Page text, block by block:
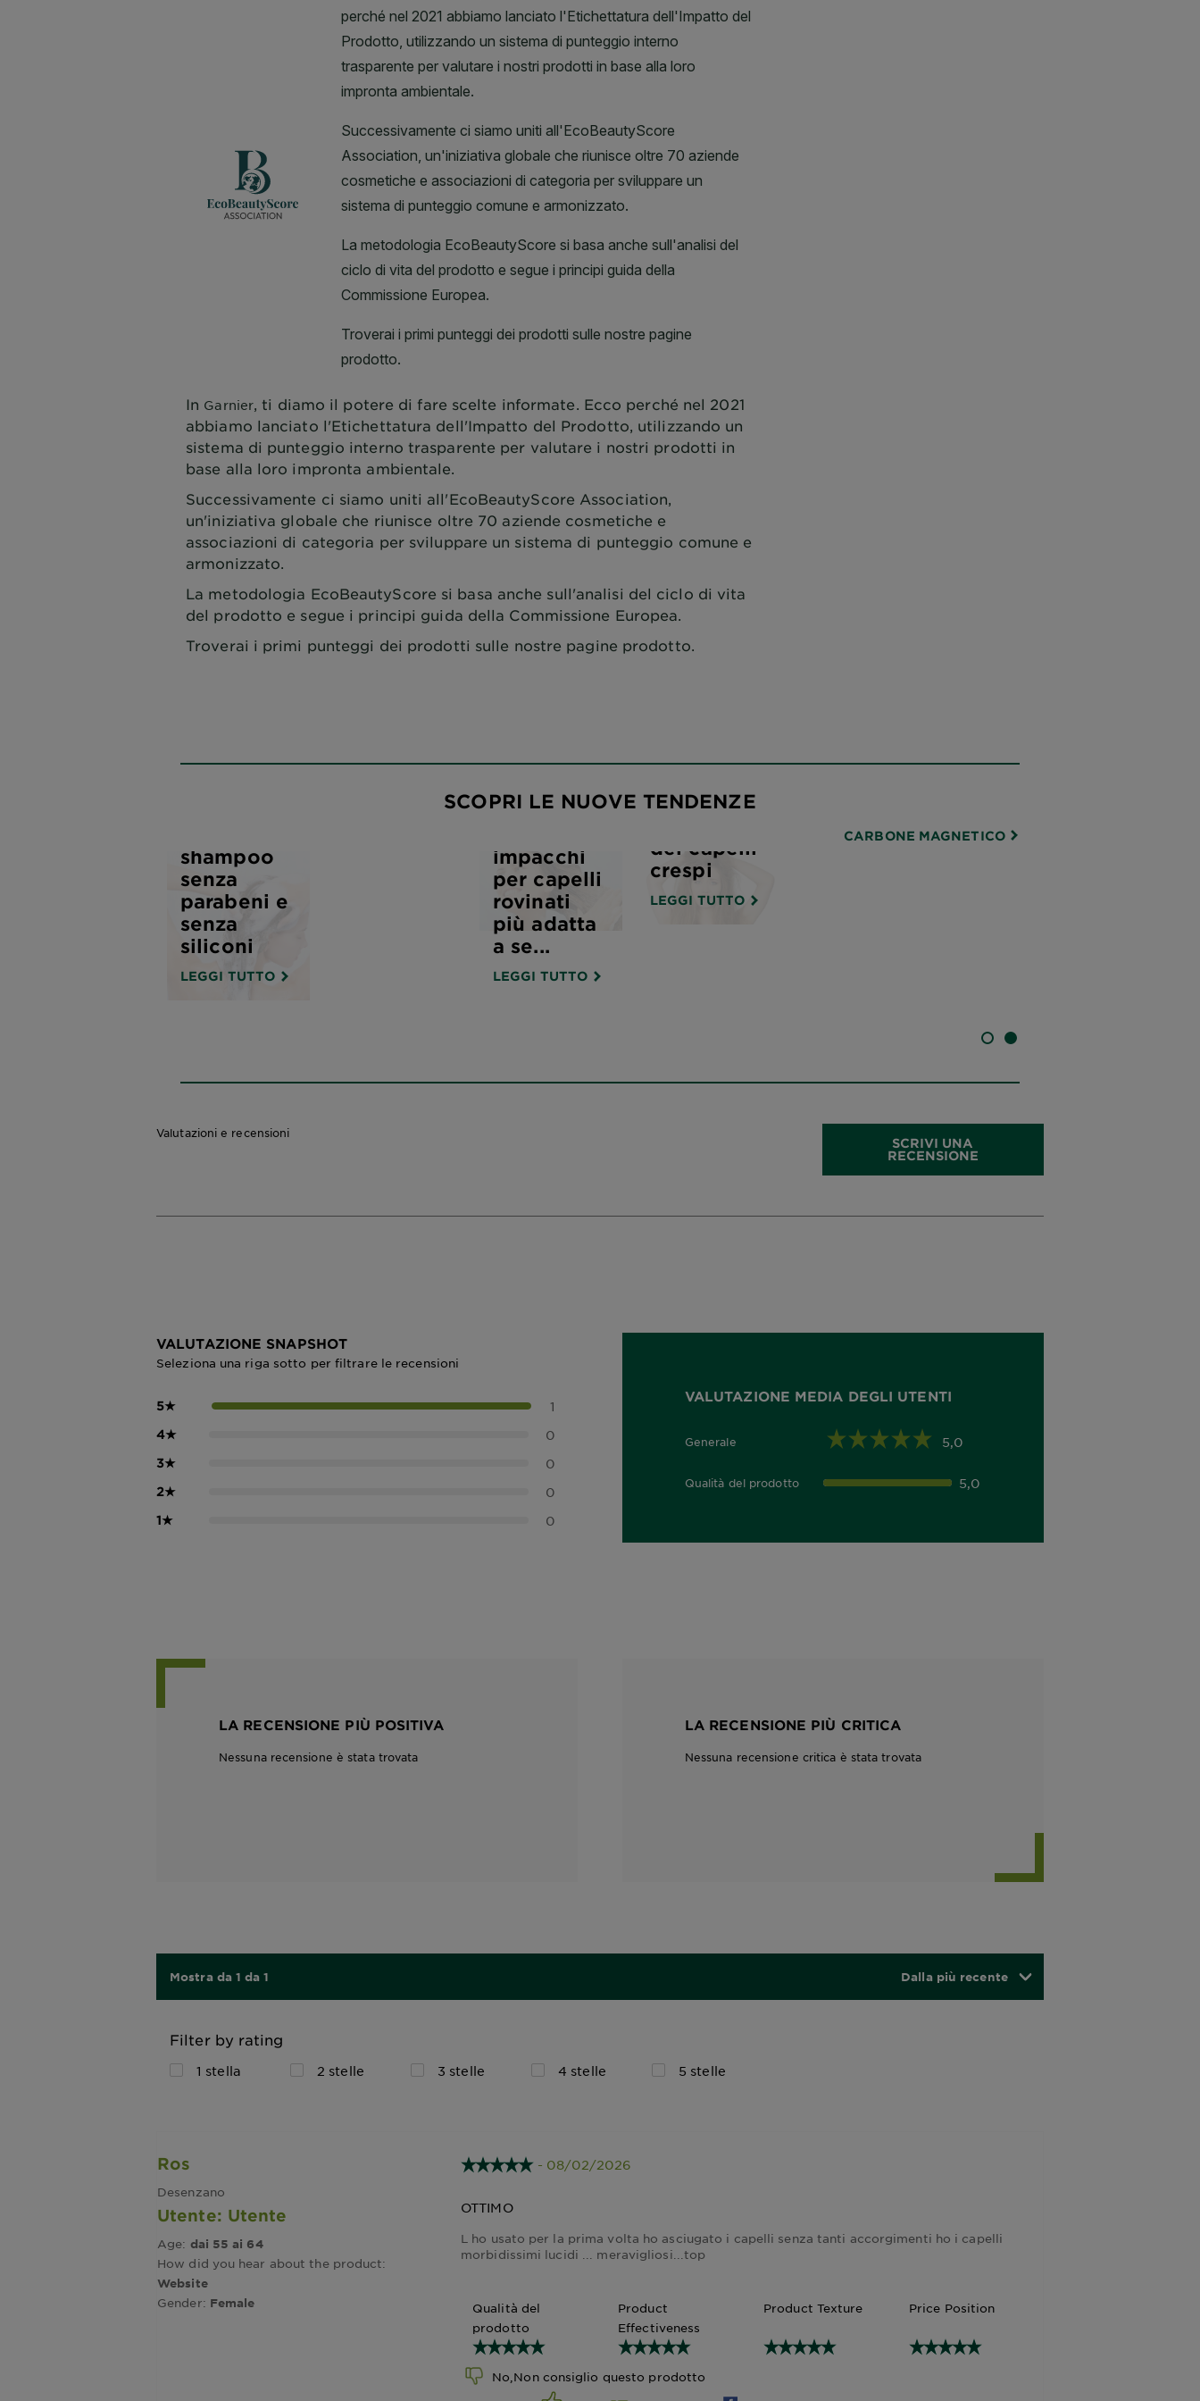
In Garnier, ti diamo il potere di fare scelte informate. Ecco perché nel 2021
abbiamo lanciato l'Etichettatura dell'Impatto del Prodotto, utilizzando un
sistema di punteggio interno trasparente per valutare i nostri prodotti in
base alla loro impronta ambientale.
Successivamente ci siamo uniti all'EcoBeautyScore Association,
un'iniziativa globale che riunisce oltre 70 aziende cosmetiche e
associazioni di categoria per sviluppare un sistema di punteggio comune e
armonizzato.
La metodologia EcoBeautyScore si basa anche sull'analisi del ciclo di vita
del prodotto e segue i principi guida della Commissione Europea.
Troverai i primi punteggi dei prodotti sulle nostre pagine prodotto.
SCOPRI LE NUOVE TENDENZE
CARBONE MAGNETICO
shampoo
senza
parabeni e
senza
siliconi
LEGGI TUTTO
impacchi
per capelli
rovinati
più adatta
a se...
LEGGI TUTTO
Il
dei capelli
crespi
LEGGI TUTTO
SLIDE 1SLIDE 2
Valutazioni e recensioni
SCRIVI UNA
RECENSIONE
VALUTAZIONE SNAPSHOT
Seleziona una riga sotto per filtrare le recensioni
5★ 1
4★ 0
3★ 0
2★ 0
1★ 0
VALUTAZIONE MEDIA DEGLI UTENTI
Generale
5,0 out of 5 stars 5,0
Qualità del prodotto
5,0 out of 5 stars 5,0
LA RECENSIONE PIÙ POSITIVA
Nessuna recensione è stata trovata
LA RECENSIONE PIÙ CRITICA
Nessuna recensione critica è stata trovata
Mostra da 1 da 1 Dalla più recente
Filter by rating
1 stella 2 stelle 3 stelle 4 stelle 5 stelle
Ros
Desenzano
Utente: Utente
Age: dai 55 ai 64
How did you hear about the product:
Website
Gender: Female
- 08/02/2026
OTTIMO
L ho usato per la prima volta ho asciugato i capelli senza tanti accorgimenti ho i capelli
morbidissimi lucidi ... meravigliosi...top
Qualità del
prodotto
Product
Effectiveness
Product Texture Price Position
No,Non consiglio questo prodotto